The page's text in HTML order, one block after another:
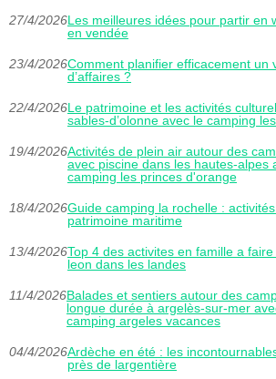
27/4/2026Les meilleures idées pour partir en
en vendée
23/4/2026Comment planifier efficacement un
d’affaires ?
22/4/2026Le patrimoine et les activités
sables-d’olonne avec le camping
19/4/2026Activités de plein air autour des
avec piscine dans les hautes-alpes
camping les princes d'orange
18/4/2026Guide camping la rochelle :
patrimoine maritime
13/4/2026Top 4 des activites en famille a
leon dans les landes
11/4/2026Balades et sentiers autour des
longue durée à argelès-sur-mer
camping argeles vacances
04/4/2026Ardèche en été : les
près de largentière